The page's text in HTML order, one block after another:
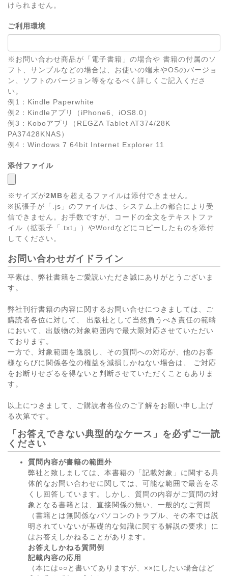
けられません。
ご利用環境
※お問い合わせ商品が「電子書籍」の場合や 書籍の付属のソ
フト、サンプルなどの場合は、お使いの端末やOSのバージョ
ン、ソフトのバージョン等をなるべく詳しくご記入くださ
い。
例1：Kindle Paperwhite
例2：Kindleアプリ（iPhone6、iOS8.0）
例3：Koboアプリ（REGZA Tablet AT374/28K
PA37428KNAS）
例4：Windows 7 64bit Internet Explorer 11
添付ファイル
※サイズが2MBを超えるファイルは添付できません。
※拡張子が「.js」のファイルは、システム上の都合により受
信できません。お手数ですが、コードの全文をテキストファ
イル（拡張子「.txt」）やWordなどにコピーしたものを添付
してください。
お問い合わせガイドライン
平素は、弊社書籍をご愛読いただき誠にありがとうございま
す。
弊社刊行書籍の内容に関するお問い合せにつきましては、ご
購読者各位に対して、 出版社として当然負うべき責任の範疇
において、出版物の対象範囲内で最大限対応させていただい
ております。
一方で、対象範囲を逸脱し、その質問への対応が、他のお客
様ならびに関係各位の権益を減損しかねない場合は、 ご対応
をお断りせざるを得ないと判断させていただくこともありま
す。
以上につきまして、ご購読者各位のご了解をお願い申し上げ
る次第です。
「お答えできない典型的なケース」を必ずご一読
ください
質問内容が書籍の範囲外
弊社と致しましては、本書籍の「記載対象」に関する具
体的なお問い合わせに関しては、可能な範囲で最善を尽
くし回答しています。しかし、質問の内容がご質問の対
象となる書籍とは、直接関係の無い、一般的なご質問
（書籍とは無関係なパソコンのトラブル、その本では説
明されていないが基礎的な知識に関する解説の要求）に
はお答えしかねることがあります。
お答えしかねる質問例
記載内容の応用
（本には○○と書いてありますが、××にしたい場合はど